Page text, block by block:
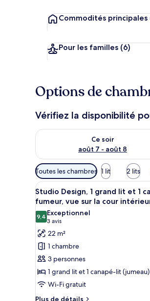
Commodités principales
Pour les familles (6)
Options de
Vérifiez la disponibilité
Ce soir
août 7 - août 8
Vérifier la disponibilité pour ce
Filtres
disponibles
pour
les
chambres
Toutes les chambres 1 lit 2 lits
Afficher
toutes
les
photos
pour
ce
type
de
chambre :
Studio
Design,
Une
13
Studio Design, 1 grand lit et 1
fumeur, vue sur la cour
9,49,4 sur 10
Exceptionnel
3 avis
(3 avis)
22 m²
1 chambre
3 personnes
1 grand lit et 1 canapé-lit (jumeau)
Wi-Fi gratuit
Plus de détails
Plus